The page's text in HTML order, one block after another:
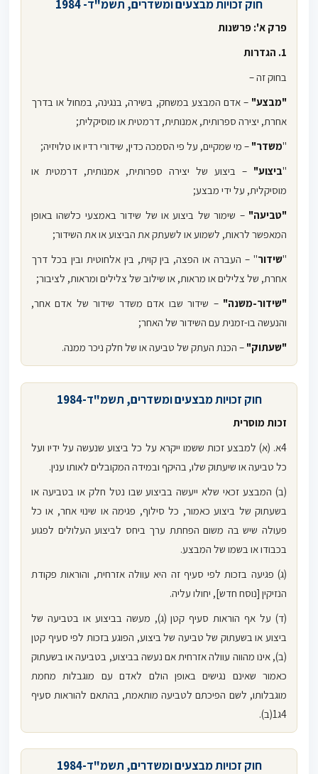
חוק זכויות מבצעים ומשדרים, תשמ"ד- 1984
פרק א': פרשנות
1. הגדרות
בחוק זה –
"מבצע" – אדם המבצע במשחק, בשירה, בנגינה, במחול או בדרך
אחרת, יצירה ספרותית, אמנותית, דרמטית או מוסיקלית;
"משדר" – מי שמקיים, על פי הסמכה כדין, שידורי רדיו או טלויזיה;
"ביצוע" – ביצוע של יצירה ספרותית, אמנותית, דרמטית או
מוסיקלית, על ידי מבצע;
"טביעה" – שימור של ביצוע או של שידור באמצעי כלשהו באופן
המאפשר לראות, לשמוע או לשעתק את הביצוע או את השידור;
"שידור" – העברה או הפצה, בין קוית, בין אלחוטית ובין בכל דרך
אחרת, של צלילים או מראות, או שילוב של צלילים ומראות, לציבור;
"שידור-משנה" – שידור שבו אדם משדר שידור של אדם אחר,
והנעשה בו-זמנית עם השידור של האחר;
"שעתוק" – הכנת העתק של טביעה או של חלק ניכר ממנה.
חוק זכויות מבצעים ומשדרים, תשמ"ד-1984
זכות מוסרית
4א. (א) למבצע זכות ששמו ייקרא על כל ביצוע שנעשה על ידיו ועל
כל טביעה או שיעתוק שלו, בהיקף ובמידה המקובלים לאותו ענין.
(ב) המבצע זכאי שלא ייעשה בביצוע שבו נטל חלק או בטביעה או
בשעתוק של ביצוע כאמור, כל סילוף, פגימה או שינוי אחר, או כל
פעולה שיש בה משום הפחתת ערך ביחס לביצוע העלולים לפגוע
בכבודו או בשמו של המבצע.
(ג) פגיעה בזכות לפי סעיף זה היא עוולה אזרחית, והוראות פקודת
הנזיקין [נוסח חדש], יחולו עליה.
(ד) על אף הוראות סעיף קטן (ג), מעשה בביצוע או בטביעה של
ביצוע או בשעתוק של טביעה של ביצוע, הפוגע בזכות לפי סעיף קטן
(ב), אינו מהווה עוולה אזרחית אם נעשה בביצוע, בטביעה או בשעתוק
כאמור שאינם נגישים באופן הולם לאדם עם מוגבלות מחמת
מוגבלותו, לשם הפיכתם לטביעה מותאמת, בהתאם להוראות סעיף
4ג1(ב).
חוק זכויות מבצעים ומשדרים, תשמ"ד-1984